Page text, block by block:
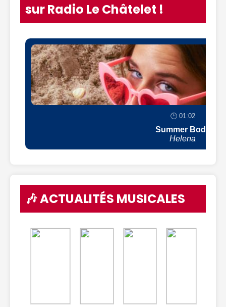
sur Radio Le Châtelet !
🕒 01:02
Summer Body
Helena
🎶 ACTUALITÉS MUSICALES